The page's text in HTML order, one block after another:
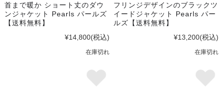
首まで暖か ショート丈のダウ
ンジャケット Pearls パールズ
【送料無料】
¥14,800(税込)
在庫切れ
フリンジデザインのブラックツ
イードジャケット Pearls パー
ルズ【送料無料】
¥13,200(税込)
在庫切れ